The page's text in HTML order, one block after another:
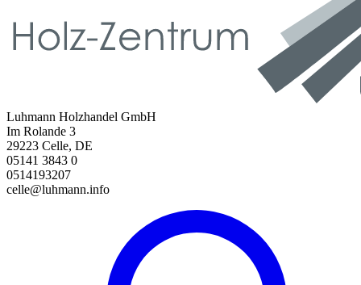
Luhmann Holzhandel GmbH
Im Rolande 3
29223 Celle, DE
05141 3843 0
0514193207
celle@luhmann.info